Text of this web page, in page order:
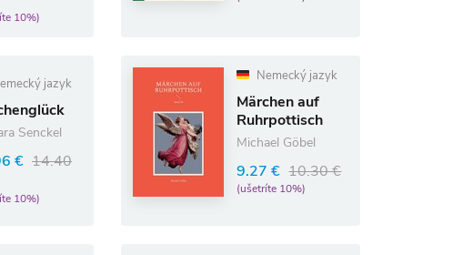
10%)
jazyk
Senckel
€ 14.40
10%)
Nemecký jazyk
Märchen auf
Ruhrpottisch
Michael Göbel
9.27 € 10.30 €
(ušetríte 10%)